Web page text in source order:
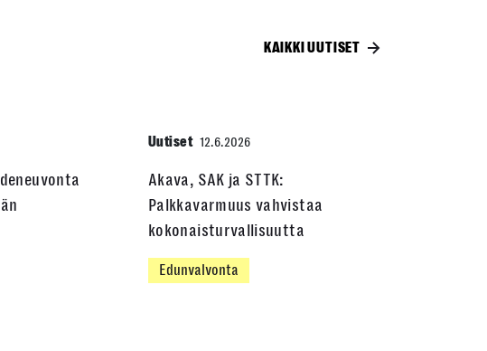
KAIKKI UUTISET
Uutiset 12.6.2026
Akava, SAK ja STTK:
Palkkavarmuus vahvistaa
kokonaisturvallisuutta
Edunvalvonta